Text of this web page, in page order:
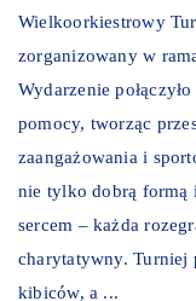
Wielkoorkiestrowy
zorganizowany w
Wydarzenie
pomocy, tworząc
zaangażowania i
nie tylko dobrą formą
sercem – każda
charytatywny. Turniej
kibiców, a ...